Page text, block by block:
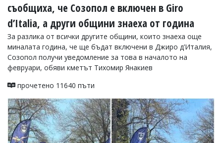
съобщиха, че Созопол е включен в Giro
d’Italia, а други общини знаеха от година
За разлика от всички другите общини, които знаеха още
миналата година, че ще бъдат включени в Джиро д’Италия,
Созопол получи уведомление за това в началото на
февруари, обяви кметът Тихомир Янакиев
прочетено 11640 пъти